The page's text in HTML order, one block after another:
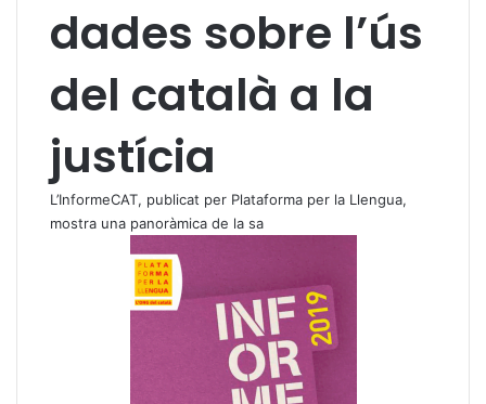
dades sobre l’ús
del català a la
justícia
L’InformeCAT, publicat per Plataforma per la Llengua,
mostra una panoràmica de la sa